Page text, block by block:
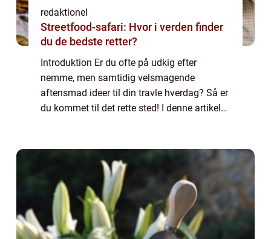
redaktionel
Streetfood-safari: Hvor i verden finder
du de bedste retter?
Introduktion Er du ofte på udkig efter
nemme, men samtidig velsmagende
aftensmad ideer til din travle hverdag? Så er
du kommet til det rette sted! I denne artikel